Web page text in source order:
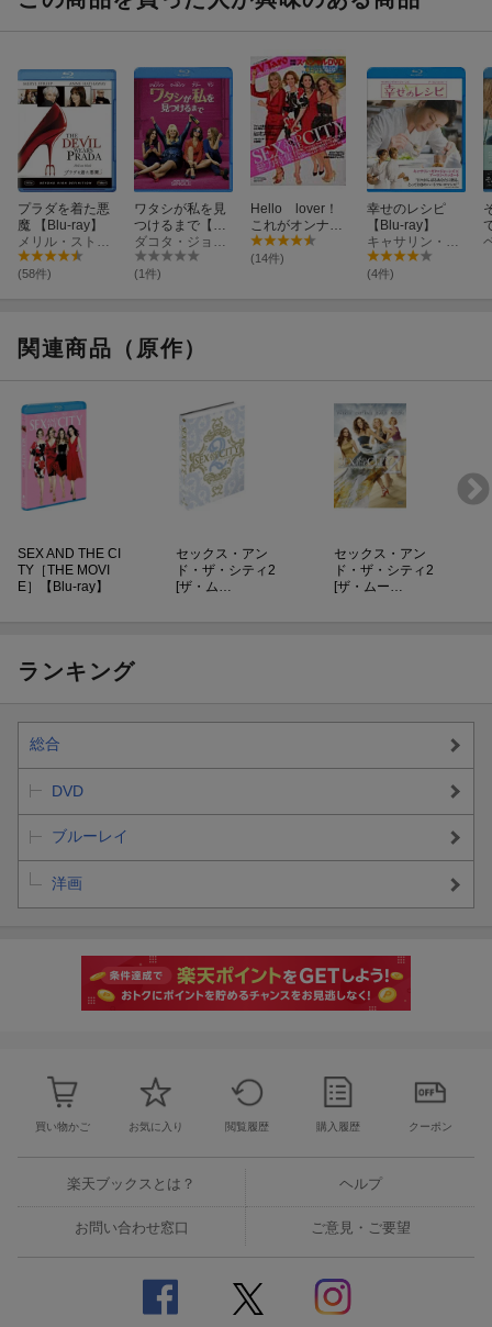
プラダを着た悪
魔 【Blu-ray】
(58件)
ワタシが私を見
つけるまで【Blu
-ray】
(1件)
Hello lover！
これがオンナの
ドラマ＆映画
(14件)
幸せのレシピ
【Blu-ray】
(4件)
関連商品（原作）
SEX AND THE CI
TY［THE MOVI
E］【Blu-ray】
セックス・アン
ド・ザ・シティ2
[ザ・ム…
セックス・アン
ド・ザ・シティ2
[ザ・ムー…
ランキング
総合
DVD
ブルーレイ
洋画
買い物かご お気に入り 閲覧履歴 購入履歴 クーポン
楽天ブックスとは？ ヘルプ
お問い合わせ窓口 ご意見・ご要望